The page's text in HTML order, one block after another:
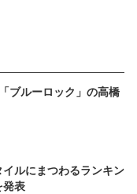
ブルーロック」の高橋
ルにまつわるランキン
発表